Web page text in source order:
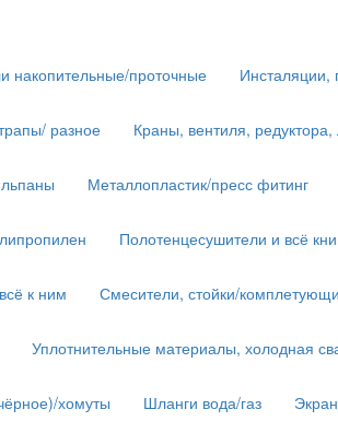
накопительные/проточные Инсталяции,
разное Краны, вентиля,
Металлопластик/пресс фитинг
Полотенцесушители и всё
к ним Смесители, стойки/
Уплотнительные материалы, холодная
хомуты Шланги вода/газ